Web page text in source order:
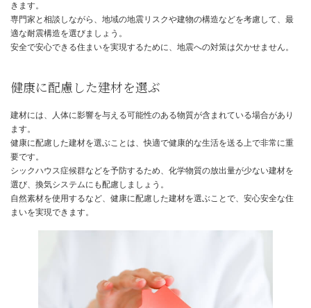
西洋風の家の建築においては、デザインだけでなく、機能性や耐久
慮することが重要です。
快適で安全な住まいを実現するためには、以下の点に注意しましょ
高性能な断熱材で快適な室温を保つ
日本の気候は、夏は暑く冬は寒いという特徴があります。
快適な室内環境を保つためには、高性能な断熱材を使用することが
す。
断熱材の性能は、家のエネルギー効率に大きく影響し、光熱費の削
がります。
高性能な断熱材を選ぶことで、夏は涼しく冬は暖かい快適な住まい
きるでしょう。
断熱材の種類や厚さなど、専門家と相談しながら最適なものを選び
耐震構造で地震に強い家を作る